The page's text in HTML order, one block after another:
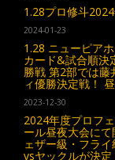
1.28プロ修斗
2024-01-23
1.28 ニューピア
カード&試合順決
勝戦 第2部では藤
ィ優勝決定戦！
2023-12-30
2024年度プロフ
ール昼夜大会に
ェザー級・フラ
vsヤックルが決